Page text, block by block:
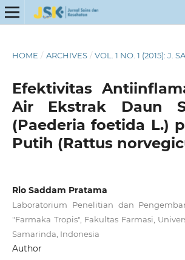
HOME / ARCHIVES / VOL. 1 NO. 1 (2015): J.
Efektivitas
Air Ekstrak Daun
(Paederia foetida L.)
Putih (Rattus
Rio Saddam Pratama
Laboratorium Penelitian dan
"Farmaka Tropis", Fakultas Farmasi,
Samarinda, Indonesia
Author